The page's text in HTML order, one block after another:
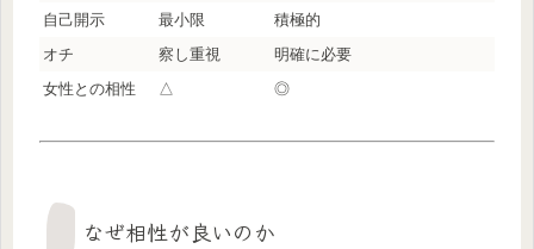
自己開示
最小限
積極的
オチ
察し重視
明確に必要
女性との相性
△ ◎
なぜ相性が良いのか